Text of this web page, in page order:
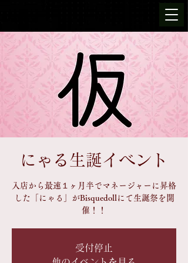
にゃる生誕イベント
入店から最速１ヶ月半でマネージャーに昇格
した「にゃる」がBisquedollにて生誕祭を開
催！！
受付停止